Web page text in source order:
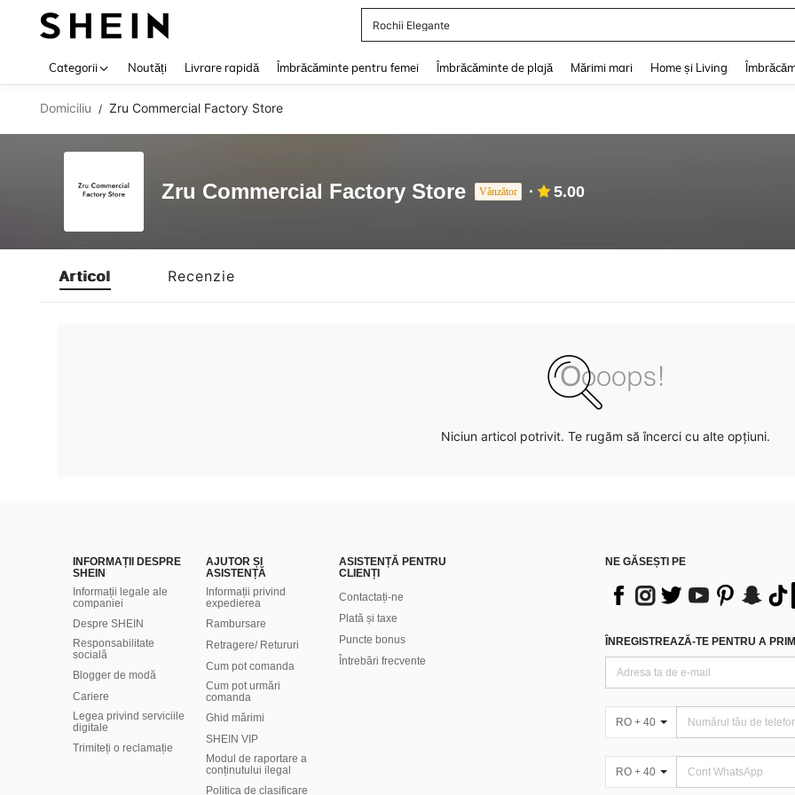
Rochii Elegante
Categorii Noutăți Livrare rapidă Îmbrăcăminte pentru femei Îmbrăcăminte de plajă Mărimi mari Home și Living
Domiciliu / Zru Commercial Factory Store
Zru Commercial Factory Store Vânzător 5.00
Articol Recenzie
Niciun articol potrivit. Te rugăm să încerci cu alte opțiuni.
INFORMAȚII DESPRE
SHEIN
Informații legale ale
companiei
Despre SHEIN
Responsabilitate
socială
Blogger de modă
Cariere
Legea privind serviciile
digitale
Trimiteți o reclamație
AJUTOR ȘI
ASISTENȚĂ
Informații privind
expedierea
Rambursare
Retragere/ Retururi
Cum pot comanda
Cum pot urmări
comanda
Ghid mărimi
SHEIN VIP
Modul de raportare a
conținutului ilegal
Politica de clasificare
ASISTENȚĂ PENTRU
CLIENȚI
Contactați-ne
Plată și taxe
Puncte bonus
Întrebări frecvente
NE GĂSEȘTI PE
ÎNREGISTREAZĂ-TE PENTRU A
RO + 40
RO + 40